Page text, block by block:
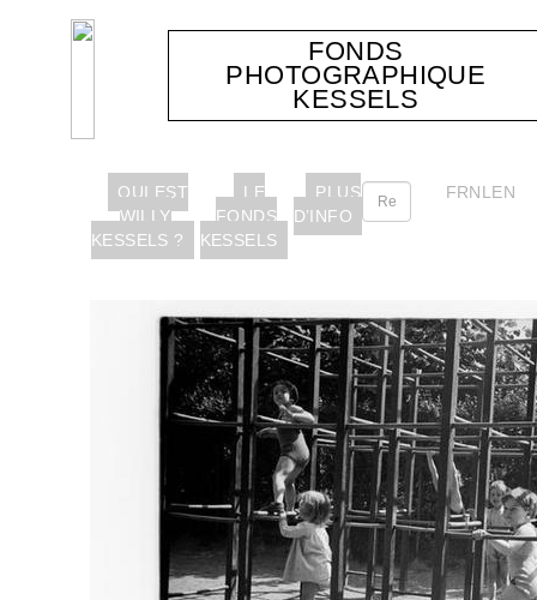
FONDS
PHOTOGRAPHIQUE
KESSELS
FRNL EN
QUI EST
WILLY
KESSELS ?
LE
FONDS
KESSELS
PLUS
D’INFO